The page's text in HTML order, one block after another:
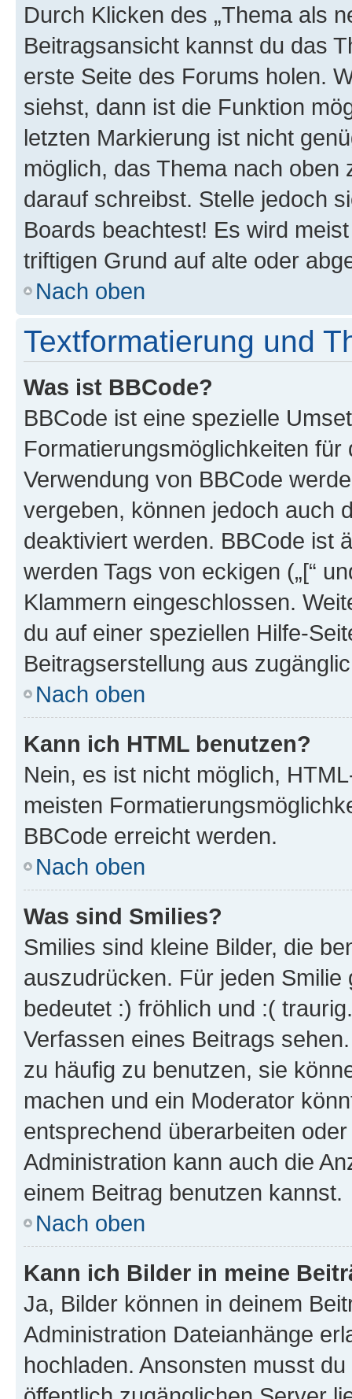
Durch Klicken des „Thema als
Beitragsansicht kannst du das
erste Seite des Forums holen.
siehst, dann ist die Funktion
letzten Markierung ist nicht
möglich, das Thema nach oben
darauf schreibst. Stelle jedoch
Boards beachtest! Es wird
triftigen Grund auf alte oder
Nach oben
Textformatierung und
Was ist BBCode?
BBCode ist eine spezielle
Formatierungsmöglichkeiten
Verwendung von BBCode
vergeben, können jedoch auch
deaktiviert werden. BBCode ist
werden Tags von eckigen („[“
Klammern eingeschlossen.
du auf einer speziellen Hilfe-
Beitragserstellung aus
Nach oben
Kann ich HTML benutzen?
Nein, es ist nicht möglich,
meisten
BBCode erreicht werden.
Nach oben
Was sind Smilies?
Smilies sind kleine Bilder, die
auszudrücken. Für jeden
bedeutet :) fröhlich und :(
Verfassen eines Beitrags
zu häufig zu benutzen, sie
machen und ein Moderator
entsprechend überarbeiten
Administration kann auch die
einem Beitrag benutzen kannst.
Nach oben
Kann ich Bilder in meine
Ja, Bilder können in deinem
Administration Dateianhänge
hochladen. Ansonsten musst